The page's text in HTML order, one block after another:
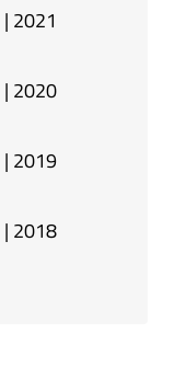
| 2021
| 2020
| 2019
| 2018